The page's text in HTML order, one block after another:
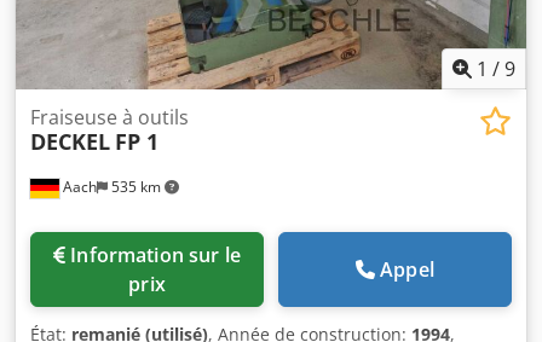
1 /9
Aach 535 km
Fraiseuse à outils
DECKEL FP 1
prix
Appel
État: remanié (utilisé), Année de construction: 1994,